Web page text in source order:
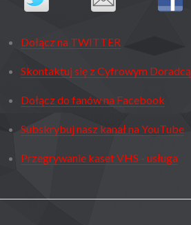
Dołącz na TWITTER
Skontaktuj się z Cyfrowym Doradcą
Dołącz do fanów na Facebook
Subskrybuj nasz kanał na YouTube
Przegrywanie kaset VHS - usługa